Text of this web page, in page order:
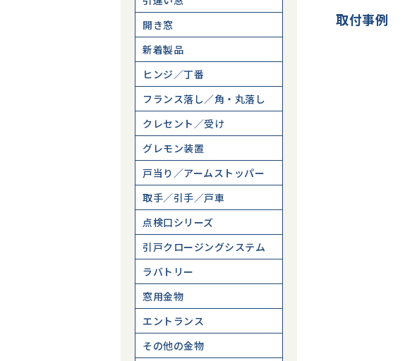
取付事例
開き窓
新着製品
ヒンジ／丁番
フランス落し／角・丸落し
クレセント／受け
グレモン装置
戸当り／アームストッパー
取手／引手／戸車
点検口シリーズ
引戸クロージングシステム
ラバトリー
窓用金物
エントランス
その他の金物